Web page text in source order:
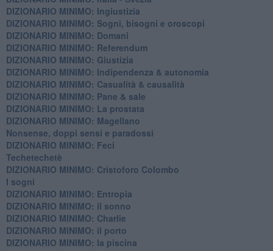
DIZIONARIO MINIMO: ​Ingiustizia
DIZIONARIO MINIMO: ​Sogni, bisogni e oroscopi
DIZIONARIO MINIMO: Domani
DIZIONARIO MINIMO: Referendum
DIZIONARIO MINIMO: Giustizia
DIZIONARIO MINIMO: ​Indipendenza & autonomia
DIZIONARIO MINIMO: ​Casualità & causalità
​DIZIONARIO MINIMO: Pane & sale
DIZIONARIO MINIMO: La prostata
​DIZIONARIO MINIMO: Magellano
Nonsense, doppi sensi e paradossi
DIZIONARIO MINIMO: Feci
Techetechetè
DIZIONARIO MINIMO: Cristoforo Colombo
I sogni
DIZIONARIO MINIMO: Entropia
DIZIONARIO MINIMO: il sonno
DIZIONARIO MINIMO: Charlie
DIZIONARIO MINIMO: il porto
DIZIONARIO MINIMO: la piscina